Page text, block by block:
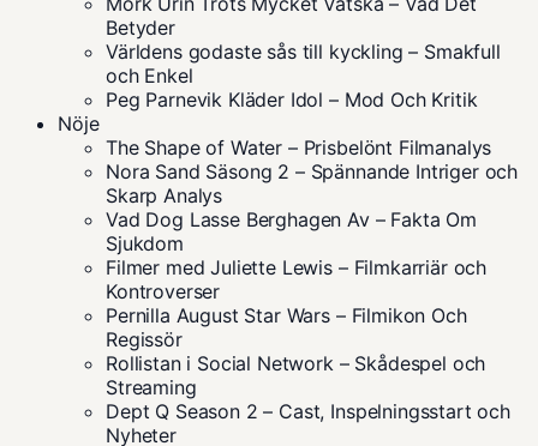
Betyder
Världens godaste sås till kyckling – Smakfull
och Enkel
Peg Parnevik Kläder Idol – Mod Och Kritik
Nöje
The Shape of Water – Prisbelönt Filmanalys
Nora Sand Säsong 2 – Spännande Intriger och
Skarp Analys
Vad Dog Lasse Berghagen Av – Fakta Om
Sjukdom
Filmer med Juliette Lewis – Filmkarriär och
Kontroverser
Pernilla August Star Wars – Filmikon Och
Regissör
Rollistan i Social Network – Skådespel och
Streaming
Dept Q Season 2 – Cast, Inspelningsstart och
Nyheter